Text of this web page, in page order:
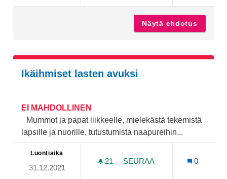
Näytä ehdotus
Ikäihmiset lasten avuksi
EI MAHDOLLINEN
Mummot ja papat liikkeelle, mielekästä tekemistä
lapsille ja nuorille, tutustumista naapureihin...
Luontiaika
31.12.2021
21 21 SEURAAJAA
SEURAA
0